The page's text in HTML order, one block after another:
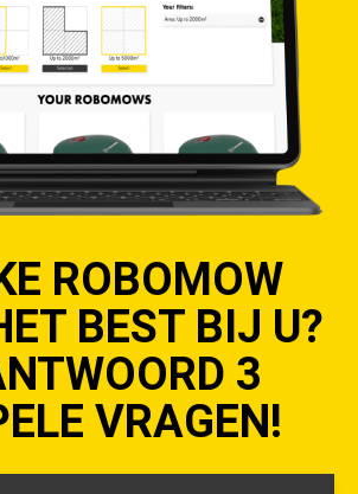
ROBOMOW
BEST BIJ U?
3
VRAGEN!